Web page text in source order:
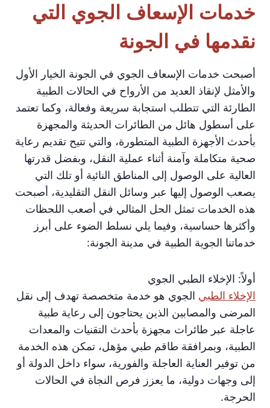
خدمات الإسعاف الجوي التي
نقدمها في الجونة
أصبحت خدمات الإسعاف الجوي في الجونة الخيار الأول
والأمثل لإنقاذ العديد من الأرواح في الحالات الطبية
الطارئة التي تتطلب استجابة سريعة وفعالة، وكما تعتمد
على أسطول هائل من الطائرات الحديثة والمجهزة
بأحدث الأجهزة الطبية المتطورة، والتي تتيح تقديم رعاية
صحية متكاملة وآمنة أثناء عملية النقل، وبفضل قدرتها
العالية على الوصول إلى المناطق النائية أو تلك التي
يصعب الوصول إليها عبر وسائل النقل التقليدية، أصبحت
هذه الخدمات تمثل الحل المثالي في أصعب اللحظات
وأكثرها حساسية، وفيما يلي نسلط الضوء على أبرز
خدماتنا الجوية الطبية في مدينة الجونة:
أولاً: الإخلاء الطبي الجوي
الإخلاء الطبي الجوي هو خدمة متخصصة تهدف إلى نقل
المرضى والمصابين الذين يحتاجون إلى رعاية طبية
عاجلة عبر طائرات مجهزة بأحدث التقنيات والمعدات
الطبية، وبمرافقة طاقم طبي مؤهل، تمكن هذه الخدمة
من توفير العناية العاجلة والفورية، سواء داخل الدولة أو
إلى وجهات دولية، ما يعزز فرص النجاة في الحالات
الحرجة.